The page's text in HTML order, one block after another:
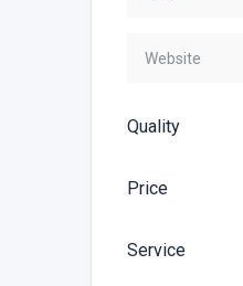
Quality
Price
Service